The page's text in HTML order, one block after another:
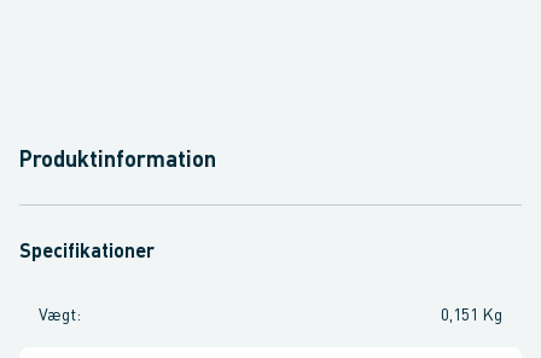
Produktinformation
Specifikationer
Vægt: 0,151 Kg